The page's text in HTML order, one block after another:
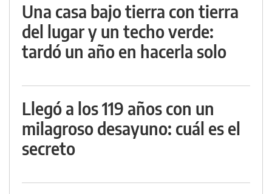
Una casa bajo tierra con tierra
del lugar y un techo verde:
tardó un año en hacerla solo
Llegó a los 119 años con un
milagroso desayuno: cuál es el
secreto